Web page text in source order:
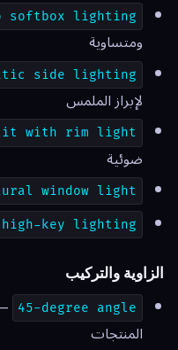
softbox lighting
ومتساوية
side lighting
لإبراز الملمس
with rim light
ضوئية
window light
high-key lighting
الزاوية والتركيب
45-degree angle
المنتجات